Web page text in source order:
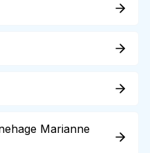
Marianne